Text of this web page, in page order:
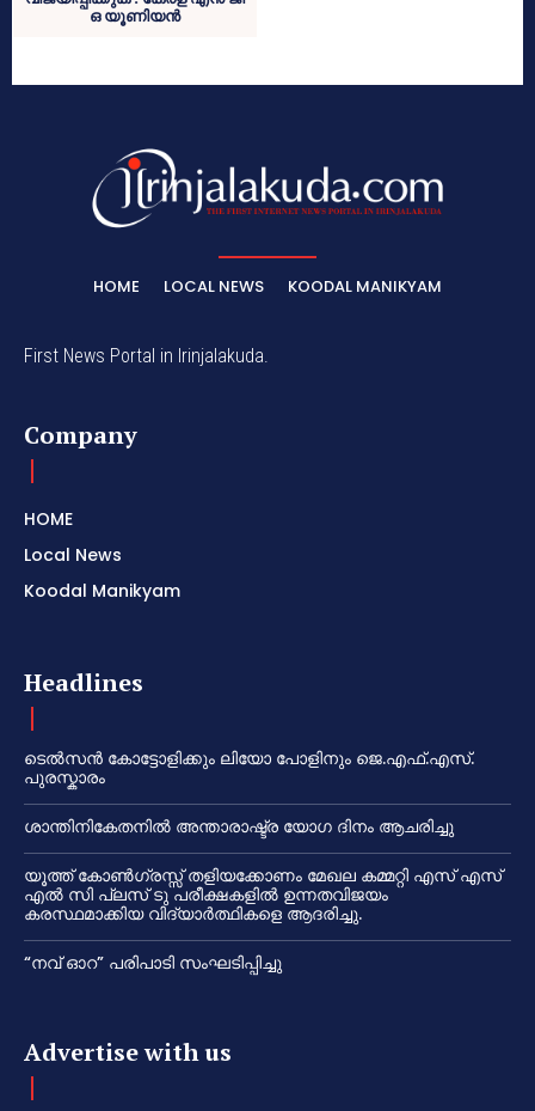
ഒ യൂണിയന്‍
HOME LOCAL NEWS KOODAL MANIKYAM
First News Portal in Irinjalakuda.
Company
HOME
Local News
Koodal Manikyam
Headlines
ടെൽസൻ കോട്ടോളിക്കും ലിയോ പോളിനും ജെ.എഫ്.എസ്.
പുരസ്കാരം
ശാന്തിനികേതനിൽ അന്താരാഷ്ട്ര യോഗ ദിനം ആചരിച്ചു
യൂത്ത് കോൺഗ്രസ്സ് തളിയക്കോണം മേഖല കമ്മറ്റി എസ് എസ്
എൽ സി പ്ലസ് ടു പരീക്ഷകളിൽ ഉന്നതവിജയം
കരസ്ഥമാക്കിയ വിദ്യാർത്ഥികളെ ആദരിച്ചു.
“നവ് ഓറ” പരിപാടി സംഘടിപ്പിച്ചു
Advertise with us